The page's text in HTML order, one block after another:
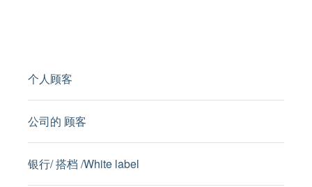
个人顾客
公司的 顾客
银行/ 搭档 /White label